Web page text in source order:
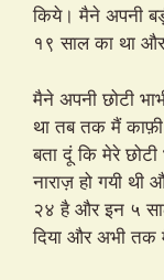
किये। मैने अपनी
१९ साल का था और
मैने अपनी छोटी
था तब तक मैं
बता दूं कि मेरे
नाराज़ हो गयी
२४ है और इन ५
दिया और अभी तक